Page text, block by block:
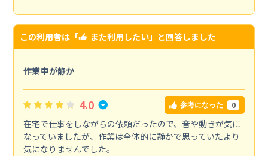
この利用者は「 また利用したい」と回答しました
作業中が静か
4.0 参考になった 0
在宅で仕事をしながらの依頼だったので、音や動きが気に
なっていましたが、作業は全体的に静かで思っていたより
気になりませんでした。